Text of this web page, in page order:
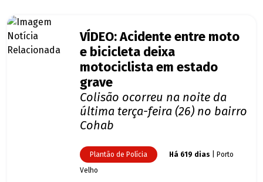
VÍDEO: Acidente entre moto
e bicicleta deixa
motociclista em estado
grave
Colisão ocorreu na noite da
última terça-feira (26) no bairro
Cohab
Plantão de Polícia Há 619 dias | Porto
Velho